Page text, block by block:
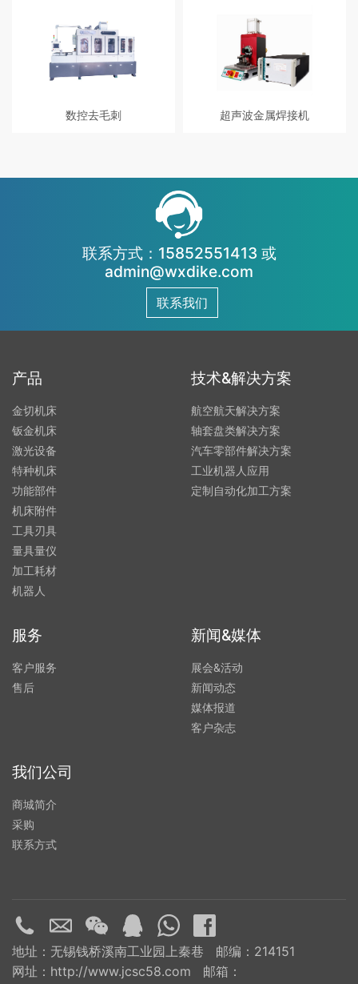
作为介质，在高频脉冲电源的作用
下，工具电极和加工工件之间形成
火花放电，放电通道瞬间产生高
温，使得工件表面熔化甚至气化，
迹运动，从而达到加工工件的目
效(切割效率可达每小时7000到
8000平方毫米) ,节能(机床每小时
能耗0.85度电)相对普通机床节能
50%,环保(机床环保水罩防止工作液
外溅,采用高压过滤水箱工作液可以
时间,及降低排污次数。
数控去毛刺
各项功能实现单独控制；可选择自
动上料工作台，实现自动上料无人
超声波金属焊接机
分子层之间的熔合，达到焊接的目
的。
联系方式：15852551413 或
admin@wxdike.com
联系我们
产品
金切机床
钣金机床
激光设备
特种机床
功能部件
机床附件
工具刃具
量具量仪
加工耗材
机器人
技术&解决方案
航空航天解决方案
轴套盘类解决方案
汽车零部件解决方案
工业机器人应用
定制自动化加工方案
服务
客户服务
售后
新闻&媒体
展会&活动
新闻动态
媒体报道
客户杂志
我们公司
商城简介
采购
联系方式
地址：无锡钱桥溪南工业园上秦巷 邮编：214151
网址：http://www.jcsc58.com 邮箱：